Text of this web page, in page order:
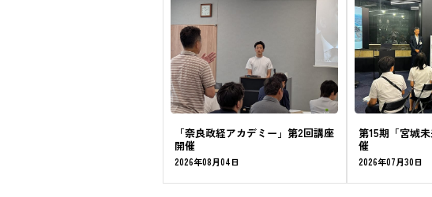
「奈良政経アカデミー」第2回講座
開催
2026年08月04日
第15期「宮城
催
2026年07月30日